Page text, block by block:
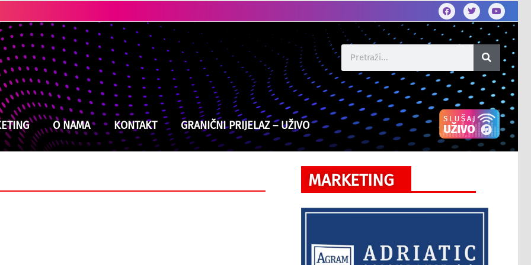
O NAMA KONTAKT GRANIČNI PRIJELAZ – UŽIVO
MARKETING